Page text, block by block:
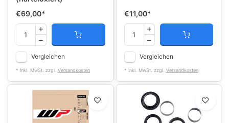
€69,00*
Vergleichen
* Inkl. MwSt. zzgl. Versandkosten
€11,00*
Vergleichen
* Inkl. MwSt. zzgl. Versandkosten